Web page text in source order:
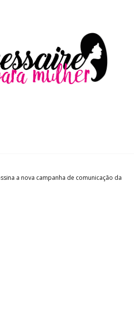
a nova campanha de comunicação da